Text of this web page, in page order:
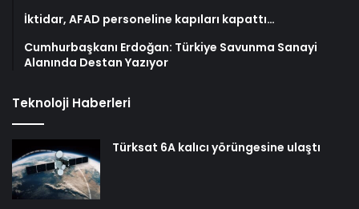
İktidar, AFAD personeline kapıları kapattı…
Cumhurbaşkanı Erdoğan: Türkiye Savunma Sanayi
Alanında Destan Yazıyor
Teknoloji Haberleri
Türksat 6A kalıcı yörüngesine ulaştı